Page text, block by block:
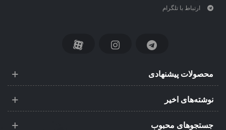
ارتباط با تلگرام
محصولات پیشنهادی
نوشته‌های اخیر
جستجوهای محبوب